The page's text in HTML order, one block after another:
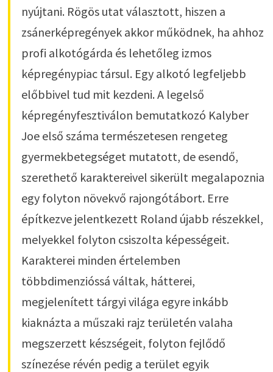
nyújtani. Rögös utat választott, hiszen a
zsánerképregények akkor működnek, ha ahhoz
profi alkotógárda és lehetőleg izmos
képregénypiac társul. Egy alkotó legfeljebb
előbbivel tud mit kezdeni. A legelső
képregényfesztiválon bemutatkozó Kalyber
Joe első száma természetesen rengeteg
gyermekbetegséget mutatott, de esendő,
szerethető karaktereivel sikerült megalapoznia
egy folyton növekvő rajongótábort. Erre
építkezve jelentkezett Roland újabb részekkel,
melyekkel folyton csiszolta képességeit.
Karakterei minden értelemben
többdimenzióssá váltak, hátterei,
megjelenített tárgyi világa egyre inkább
kiaknázta a műszaki rajz területén valaha
megszerzett készségeit, folyton fejlődő
színezése révén pedig a terület egyik